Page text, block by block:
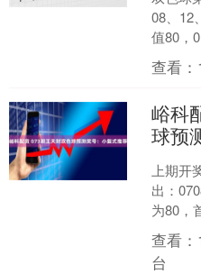
08、12
值80，
蓝球开
查看：
峪科
球预
上期开
出：
为80，
0708
查看：
台